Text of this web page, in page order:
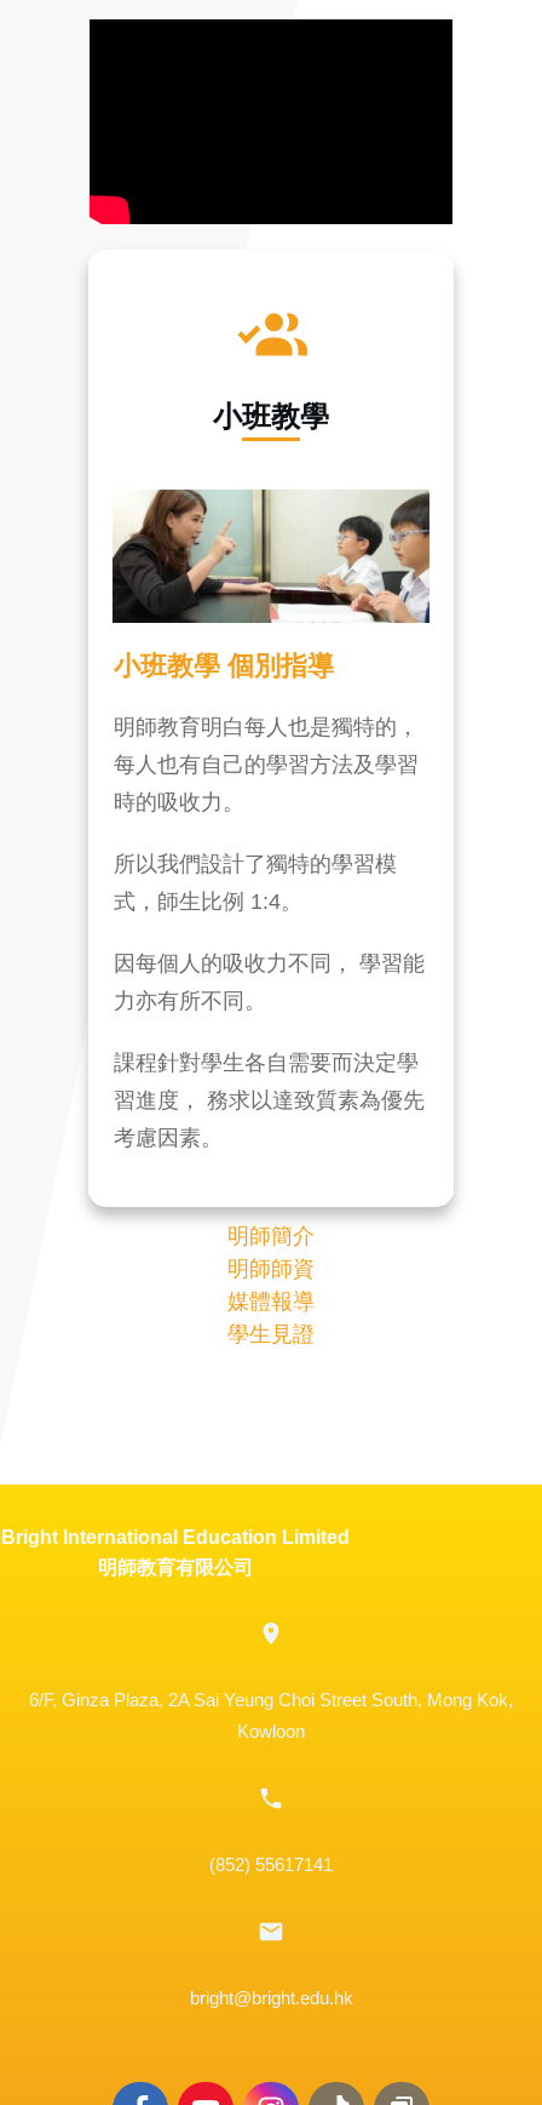
小班教學
小班教學 個別指導
明師教育明白每人也是獨特的，
每人也有自己的學習方法及學習
時的吸收力。
所以我們設計了獨特的學習模
式，師生比例 1:4。
因每個人的吸收力不同， 學習能
力亦有所不同。
課程針對學生各自需要而決定學
習進度， 務求以達致質素為優先
考慮因素。
明師簡介
明師師資
媒體報導
學生見證
Bright International Education Limited
明師教育有限公司
6/F, Ginza Plaza, 2A Sai Yeung Choi Street South, Mong Kok,
Kowloon
(852) 55617141
bright@bright.edu.hk